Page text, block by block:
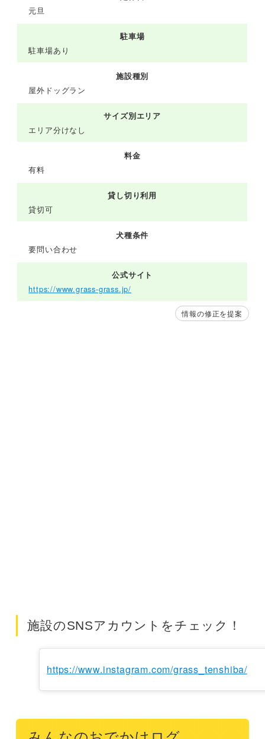
元旦
駐車場
駐車場あり
施設種別
屋外ドッグラン
サイズ別エリア
エリア分けなし
料金
有料
貸し切り利用
貸切可
犬種条件
要問い合わせ
公式サイト
https://www.grass-grass.jp/
情報の修正を提案
施設のSNSアカウントをチェック！
https://www.instagram.com/grass_tenshiba/